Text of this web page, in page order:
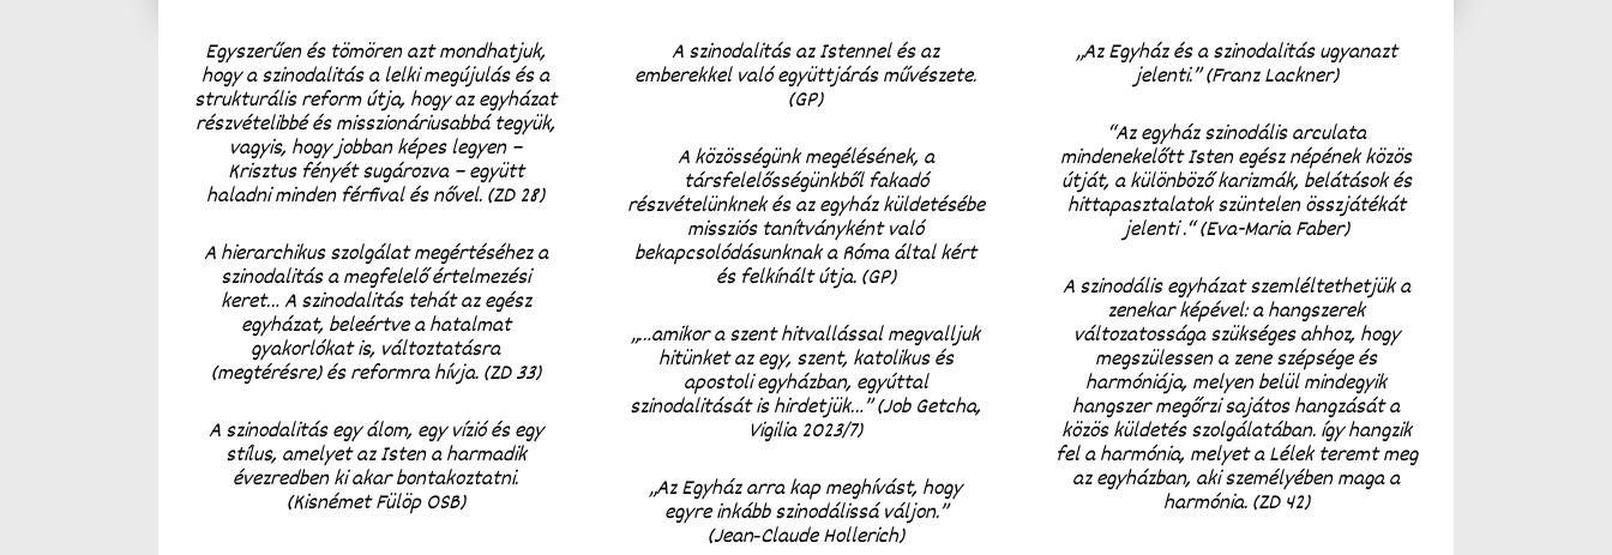
Egyszerűen és tömören azt mondhatjuk,
hogy a szinodalitás a lelki megújulás és a
strukturális reform útja, hogy az egyházat
részvételibbé és misszionáriusabbá tegyük,
vagyis, hogy jobban képes legyen –
Krisztus fényét sugározva – együtt
haladni minden férfival és nővel. (ZD 28)
A hierarchikus szolgálat megértéséhez a
szinodalitás a megfelelő értelmezési
keret… A szinodalitás tehát az egész
egyházat, beleértve a hatalmat
gyakorlókat is, változtatásra
(megtérésre) és reformra hívja. (ZD 33)
A szinodalitás egy álom, egy vízió és egy
stílus, amelyet az Isten a harmadik
évezredben ki akar bontakoztatni.
(Kisnémet Fülöp OSB)
A szinodalitás az Istennel és az
emberekkel való együttjárás művészete.
(GP)
A közösségünk megélésének, a
társfelelősségünkből fakadó
részvételünknek és az egyház küldetésébe
missziós tanítványként való
bekapcsolódásunknak a Róma által kért
és felkínált útja. (GP)
„…amikor a szent hitvallással megvalljuk
hitünket az egy, szent, katolikus és
apostoli egyházban, egyúttal
szinodalitását is hirdetjük…” (Job Getcha,
Vigilia 2023/7)
„Az Egyház arra kap meghívást, hogy
egyre inkább szinodálissá váljon.”
(Jean‑Claude Hollerich)
„Az Egyház és a szinodalitás ugyanazt
jelenti.” (Franz Lackner)
“Az egyház szinodális arculata
mindenekelőtt Isten egész népének közös
útját, a különböző karizmák, belátások és
hittapasztalatok szüntelen összjátékát
jelenti .“ (Eva-Maria Faber)
A szinodális egyházat szemléltethetjük a
zenekar képével: a hangszerek
változatossága szükséges ahhoz, hogy
megszülessen a zene szépsége és
harmóniája, melyen belül mindegyik
hangszer megőrzi sajátos hangzását a
közös küldetés szolgálatában. így hangzik
fel a harmónia, melyet a Lélek teremt meg
az egyházban, aki személyében maga a
harmónia. (ZD 42)